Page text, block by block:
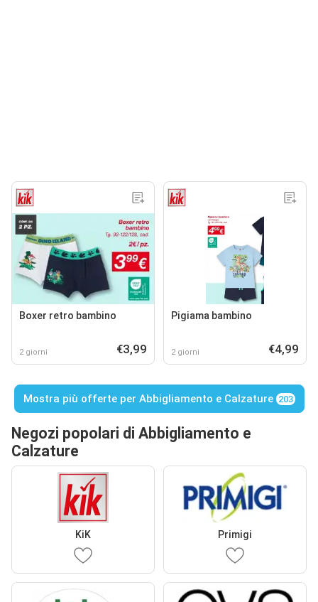
Boxer retro bambino
2 giorni €3,99
Pigiama bambino
2 giorni €4,99
Mostra più offerte per Abbigliamento e Calzature 203
Negozi popolari di Abbigliamento e
Calzature
KiK Primigi